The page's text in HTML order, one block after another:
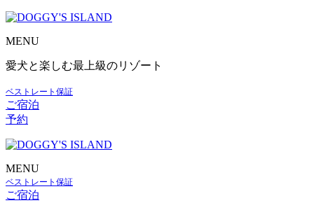
MENU
愛犬と楽しむ最上級のリゾート
ベストレート保証
ご宿泊
予約
MENU
ベストレート保証
ご宿泊